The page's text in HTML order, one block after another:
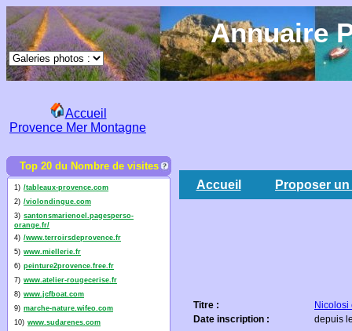
Annuaire
Accueil
Provence Mer Montagne
Top 20 du Nombre de visites
1) /tableaux-provence.com
2) /violondingue.com
3) santonsmarienoel.pagesperso-
orange.fr/
4) /www.terroirsdeprovence.fr
5) www.miellerie.fr
6) peinture2provence.free.fr
7) www.atelier-rougecerise.fr
8) www.jcfboat.com
9) marche-nature.wifeo.com
10) www.sudarenes.com
Accueil Proposer
Titre :
Nicolosi
Date inscription :
depuis